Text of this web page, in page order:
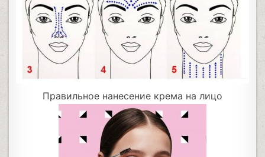
Правильное нанесение крема на лицо